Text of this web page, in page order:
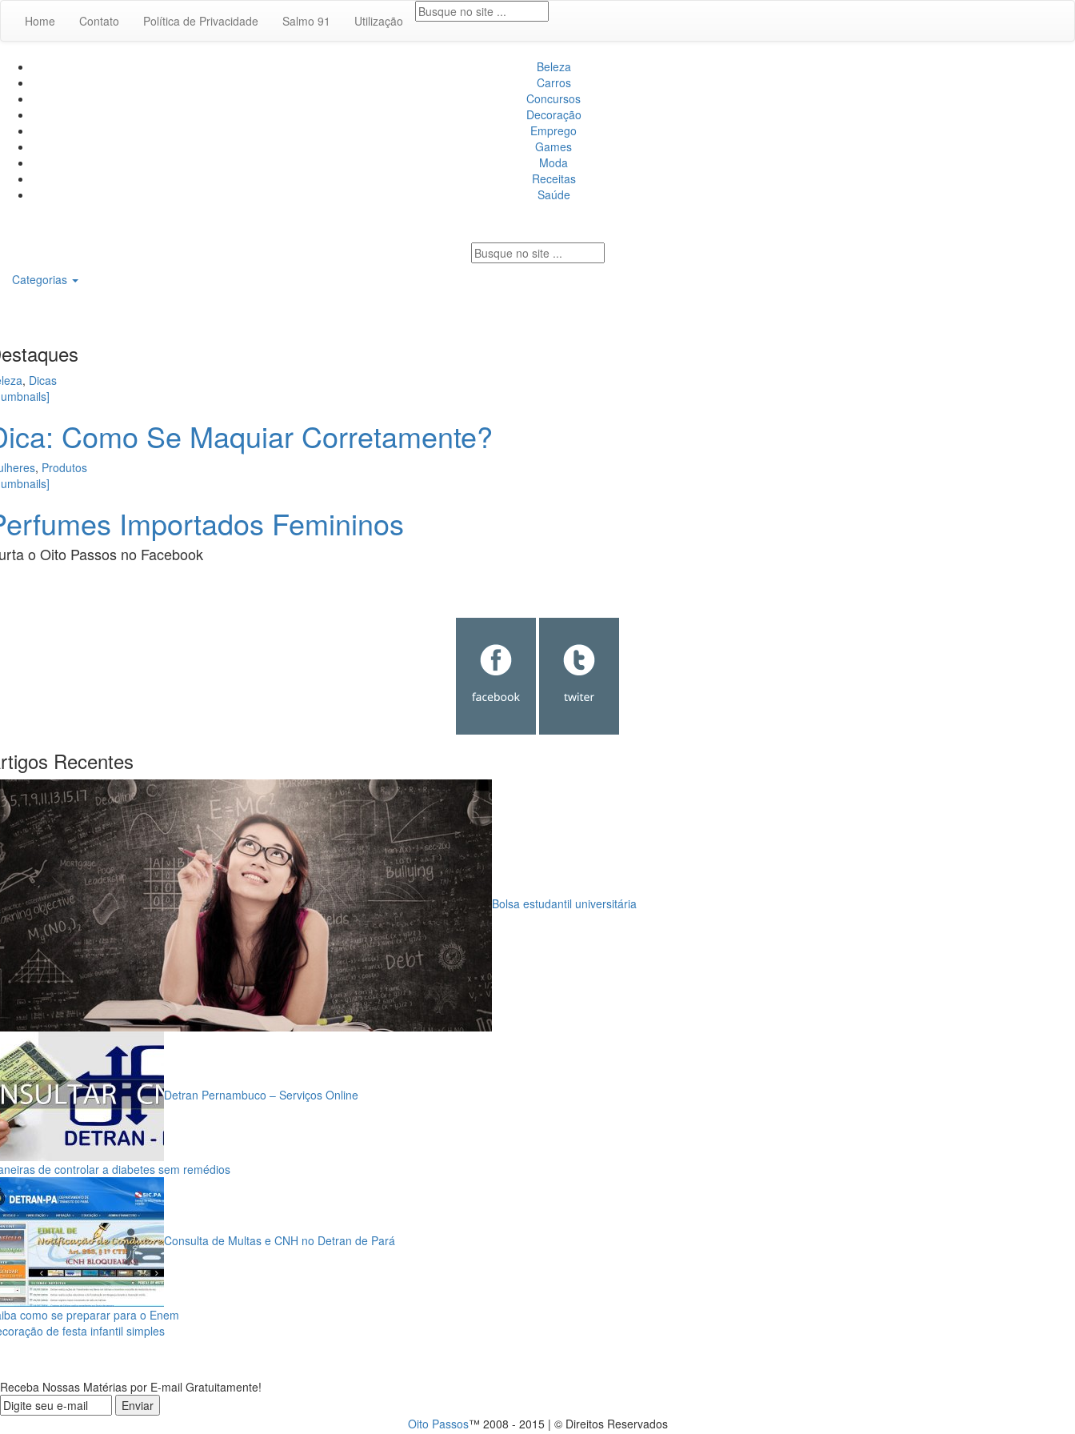
Home Contato Política de Privacidade Salmo 91 Utilização
Beleza
Carros
Concursos
Decoração
Emprego
Games
Moda
Receitas
Saúde
Categorias
, Dicas
Como Se Maquiar Corretamente?
, Produtos
Importados Femininos
o Oito Passos no Facebook
Recentes
Bolsa estudantil universitária
Detran Pernambuco – Serviços Online
de controlar a diabetes sem remédios
Consulta de Multas e CNH no Detran de Pará
como se preparar para o Enem
de festa infantil simples
Receba Nossas Matérias por E-mail Gratuitamente!
Oito Passos™ 2008 - 2015 | © Direitos Reservados